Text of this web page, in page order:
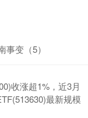
变（5）
收涨超1%，近3月
最新规模